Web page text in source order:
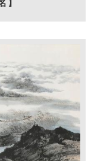
】